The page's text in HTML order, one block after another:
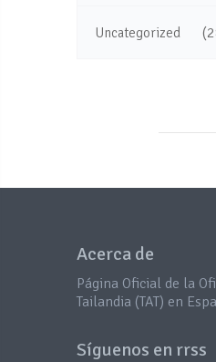
Uncategorized
Acerca de
Página Oficial de la
Tailandia (TAT) en
Síguenos en rrss